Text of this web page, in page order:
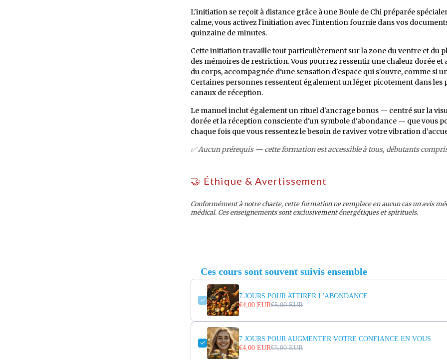
L'initiation se reçoit à distance grâce à une Boule de Chi préparée
calme, vous activez l'initiation avec l'intention fournie dans vos
quinzaine de minutes.
Cette initiation travaille tout particulièrement sur la zone du ventre et du
des mémoires de restriction. Vous pourrez ressentir une chaleur dorée
du corps, accompagnée d'une sensation d'espace qui s'ouvre, comme si
Certaines personnes ressentent également un léger picotement dans les
canaux de réception.
Le manuel inclut également un rituel d'ancrage bonus — centré sur la
dorée et la réception consciente d'un symbole d'abondance — que vous
chaque fois que vous ressentez le besoin de raviver votre vibration
✅ Aucun prérequis — cette formation est accessible à tous, débutants
🤝 Éthique & Avertissement
Conformément à notre charte, cette formation ne remplace en aucun cas un avis
médical. Ces enseignements sont exclusivement énergétiques et spirituels.
Ces cours sont souvent suivis ensemble
7 JOURS POUR ATTIRER L'ABONDANCE
€4,00 EUR€5,00 EUR
7 JOURS POUR AUGMENTER VOTRE CONFIANCE EN VOUS
€4,00 EUR€5,00 EUR